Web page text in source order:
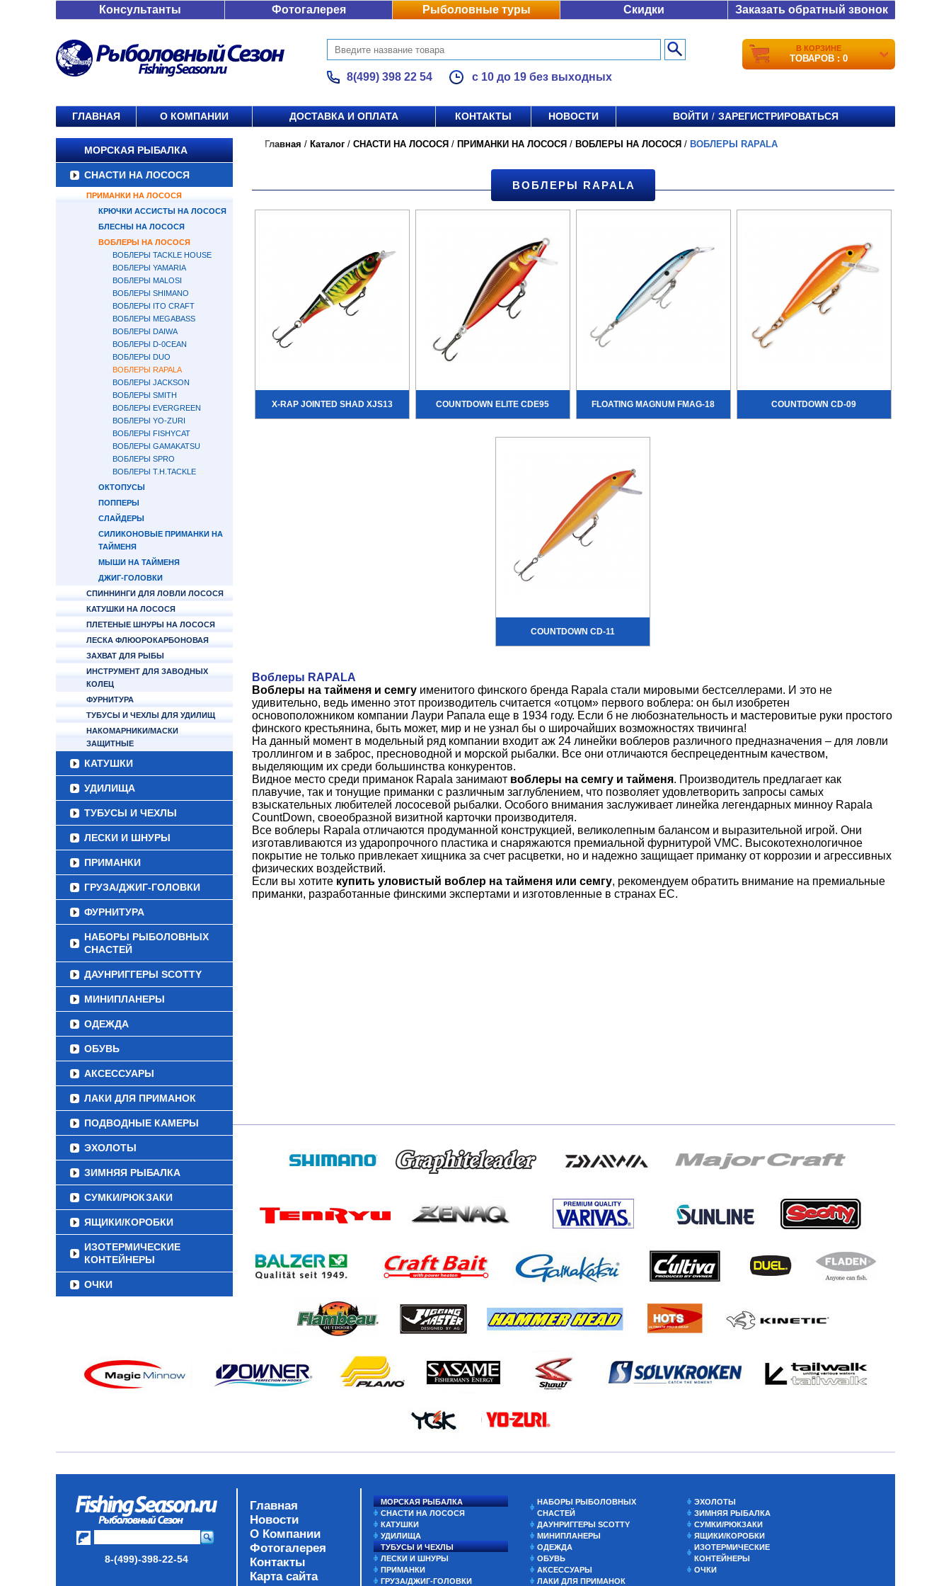
Консультанты Фотогалерея Рыболовные туры Скидки Заказать обратный звонок
8(499) 398 22 54 с 10 до 19 без выходных
В КОРЗИНЕ
ТОВАРОВ : 0
ГЛАВНАЯ О КОМПАНИИ ДОСТАВКА И ОПЛАТА КОНТАКТЫ НОВОСТИ ВОЙТИ / ЗАРЕГИСТРИРОВАТЬСЯ
МОРСКАЯ РЫБАЛКА
СНАСТИ НА ЛОСОСЯ
ПРИМАНКИ НА ЛОСОСЯ
КРЮЧКИ АССИСТЫ НА ЛОСОСЯ
БЛЕСНЫ НА ЛОСОСЯ
ВОБЛЕРЫ НА ЛОСОСЯ
ВОБЛЕРЫ TACKLE HOUSE
ВОБЛЕРЫ YAMARIA
ВОБЛЕРЫ MALOSI
ВОБЛЕРЫ SHIMANO
ВОБЛЕРЫ ITO CRAFT
ВОБЛЕРЫ MEGABASS
ВОБЛЕРЫ DAIWA
ВОБЛЕРЫ D-0CEAN
ВОБЛЕРЫ DUO
ВОБЛЕРЫ RAPALA
ВОБЛЕРЫ JACKSON
ВОБЛЕРЫ SMITH
ВОБЛЕРЫ EVERGREEN
ВОБЛЕРЫ YO-ZURI
ВОБЛЕРЫ FISHYCAT
ВОБЛЕРЫ GAMAKATSU
ВОБЛЕРЫ SPRO
ВОБЛЕРЫ T.H.TACKLE
ОКТОПУСЫ
ПОППЕРЫ
СЛАЙДЕРЫ
СИЛИКОНОВЫЕ ПРИМАНКИ НА
ТАЙМЕНЯ
МЫШИ НА ТАЙМЕНЯ
ДЖИГ-ГОЛОВКИ
СПИННИНГИ ДЛЯ ЛОВЛИ ЛОСОСЯ
КАТУШКИ НА ЛОСОСЯ
ПЛЕТЕНЫЕ ШНУРЫ НА ЛОСОСЯ
ЛЕСКА ФЛЮОРОКАРБОНОВАЯ
ЗАХВАТ ДЛЯ РЫБЫ
ИНСТРУМЕНТ ДЛЯ ЗАВОДНЫХ
КОЛЕЦ
ФУРНИТУРА
ТУБУСЫ И ЧЕХЛЫ ДЛЯ УДИЛИЩ
НАКОМАРНИКИ/МАСКИ
ЗАЩИТНЫЕ
КАТУШКИ
УДИЛИЩА
ТУБУСЫ И ЧЕХЛЫ
ЛЕСКИ И ШНУРЫ
ПРИМАНКИ
ГРУЗА/ДЖИГ-ГОЛОВКИ
ФУРНИТУРА
НАБОРЫ РЫБОЛОВНЫХ
СНАСТЕЙ
ДАУНРИГГЕРЫ SCOTTY
МИНИПЛАНЕРЫ
ОДЕЖДА
ОБУВЬ
АКСЕССУАРЫ
ЛАКИ ДЛЯ ПРИМАНОК
ПОДВОДНЫЕ КАМЕРЫ
ЭХОЛОТЫ
ЗИМНЯЯ РЫБАЛКА
СУМКИ/РЮКЗАКИ
ЯЩИКИ/КОРОБКИ
ИЗОТЕРМИЧЕСКИЕ
КОНТЕЙНЕРЫ
ОЧКИ
Главная / Каталог / СНАСТИ НА ЛОСОСЯ / ПРИМАНКИ НА ЛОСОСЯ / ВОБЛЕРЫ НА ЛОСОСЯ / ВОБЛЕРЫ RAPALA
ВОБЛЕРЫ RAPALA
X-RAP JOINTED SHAD XJS13 COUNTDOWN ELITE CDE95 FLOATING MAGNUM FMAG-18 COUNTDOWN CD-09
COUNTDOWN CD-11
Воблеры RAPALA
Воблеры на тайменя и семгуименитого финского бренда Rapala стали мировыми бестселлерами. И это не
удивительно, ведь именно этот производитель считается «отцом» первого воблера: он был изобретен
основоположником компании Лаури Рапала еще в 1934 году. Если б не любознательность и мастеровитые руки простого
финского крестьянина, быть может, мир и не узнал бы о широчайших возможностях твичинга!
На данный момент в модельный ряд компании входит аж 24 линейки воблеров различного предназначения – для ловли
троллингом и в заброс, пресноводной и морской рыбалки. Все они отличаются беспрецедентным качеством,
выделяющим их среди большинства конкурентов.
Видное место среди приманок Rapala занимают воблеры на семгу и тайменя. Производитель предлагает как
плавучие, так и тонущие приманки с различным заглублением, что позволяет удовлетворить запросы самых
взыскательных любителей лососевой рыбалки. Особого внимания заслуживает линейка легендарных минноу Rapala
CountDown, своеобразной визитной карточки производителя.
Все воблеры Rapala отличаются продуманной конструкцией, великолепным балансом и выразительной игрой. Они
изготавливаются из ударопрочного пластика и снаряжаются премиальной фурнитурой VMC. Высокотехнологичное
покрытие не только привлекает хищника за счет расцветки, но и надежно защищает приманку от коррозии и агрессивных
физических воздействий.
Если вы хотите купить уловистый воблер на тайменя или семгу, рекомендуем обратить внимание на премиальные
приманки, разработанные финскими экспертами и изготовленные в странах ЕС.
8-(499)-398-22-54
Главная
Новости
О Компании
Фотогалерея
Контакты
Карта сайта
МОРСКАЯ РЫБАЛКА
СНАСТИ НА ЛОСОСЯ
КАТУШКИ
УДИЛИЩА
ТУБУСЫ И ЧЕХЛЫ
ЛЕСКИ И ШНУРЫ
ПРИМАНКИ
ГРУЗА/ДЖИГ-ГОЛОВКИ
НАБОРЫ РЫБОЛОВНЫХ
СНАСТЕЙ
ДАУНРИГГЕРЫ SCOTTY
МИНИПЛАНЕРЫ
ОДЕЖДА
ОБУВЬ
АКСЕССУАРЫ
ЛАКИ ДЛЯ ПРИМАНОК
ЭХОЛОТЫ
ЗИМНЯЯ РЫБАЛКА
СУМКИ/РЮКЗАКИ
ЯЩИКИ/КОРОБКИ
ИЗОТЕРМИЧЕСКИЕ
КОНТЕЙНЕРЫ
ОЧКИ